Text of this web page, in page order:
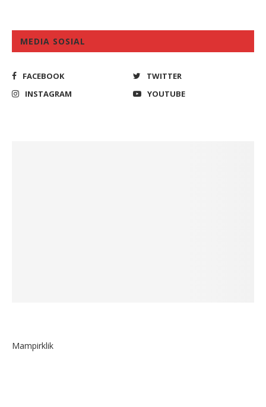
MEDIA SOSIAL
FACEBOOK
TWITTER
INSTAGRAM
YOUTUBE
Mampirklik